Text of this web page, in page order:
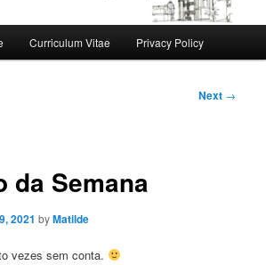
Curriculum Vitae Privacy Policy
Next →
da Semana
2021 byMatilde
vezes sem conta.